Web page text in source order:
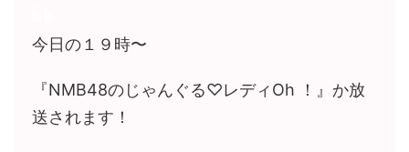
今日の１９時〜
『NMB48のじゃんぐる♡レディOh ！』か放
送されます！